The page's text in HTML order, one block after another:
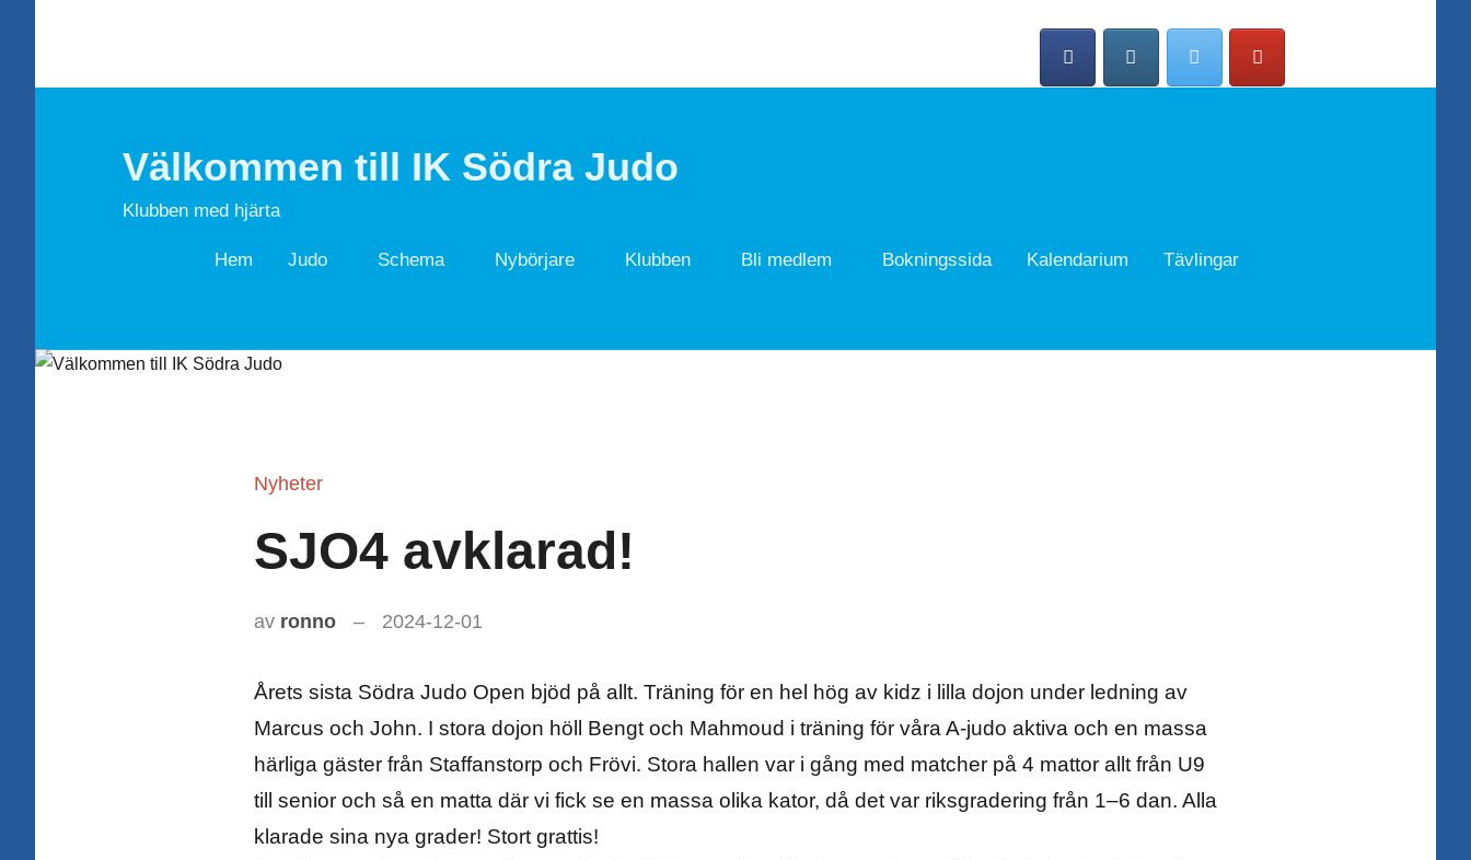
Välkommen till IK Södra Judo
Klubben med hjärta
Hem Judo Schema Nybörjare Klubben Bli medlem Bokningssida Kalendarium Tävlingar
Nyheter
SJO4 avklarad!
av ronno 2024-12-01
Årets sista Södra Judo Open bjöd på allt. Träning för en hel hög av kidz i lilla dojon under ledning av
Marcus och John. I stora dojon höll Bengt och Mahmoud i träning för våra A-judo aktiva och en massa
härliga gäster från Staffanstorp och Frövi. Stora hallen var i gång med matcher på 4 mattor allt från U9
till senior och så en matta där vi fick se en massa olika kator, då det var riksgradering från 1–6 dan. Alla
klarade sina nya grader! Stort grattis!